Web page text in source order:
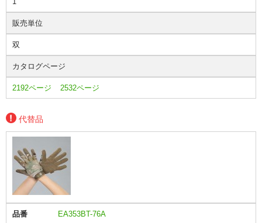
販売単位
双
カタログページ
2192ページ 2532ページ
代替品
品番 EA353BT-76A